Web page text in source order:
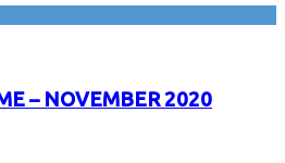
– NOVEMBER 2020